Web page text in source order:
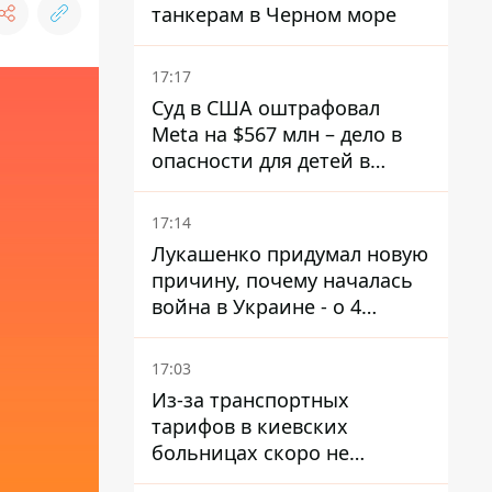
танкерам в Черном море
17:17
Суд в США оштрафовал
Meta на $567 млн ​​– дело в
опасности для детей в
соцсетях
17:14
Лукашенко придумал новую
причину, почему началась
война в Украине - о 4
позициях речь не идет
17:03
Из-за транспортных
тарифов в киевских
больницах скоро не
останется медсестер и